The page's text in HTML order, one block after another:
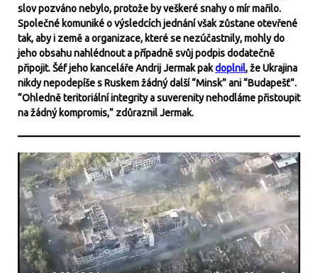
slov pozváno nebylo, protože by veškeré snahy o mír mařilo.
Společné komuniké o výsledcích jednání však zůstane otevřené
tak, aby i země a organizace, které se nezúčastnily, mohly do
jeho obsahu nahlédnout a případně svůj podpis dodatečně
připojit. Šéf jeho kanceláře Andrij Jermak pakdoplnil, že Ukrajina
nikdy nepodepíše s Ruskem žádný další “Minsk” ani “Budapešť”.
“Ohledně teritoriální integrity a suverenity nehodláme přistoupit
na žádný kompromis,” zdůraznil Jermak.